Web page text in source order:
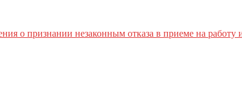
о признании незаконным отказа в приеме на работу